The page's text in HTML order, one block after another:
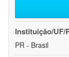
Instituição/UF/
PR - Brasil